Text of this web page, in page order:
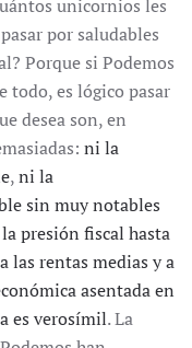
unicornios les
por saludables
Porque si Podemos
todo, es lógico pasar
desea son, en
ni la
,ni la
sin muy notables
presión fiscal hasta
las rentas medias y a
asentada en
es verosímil. La